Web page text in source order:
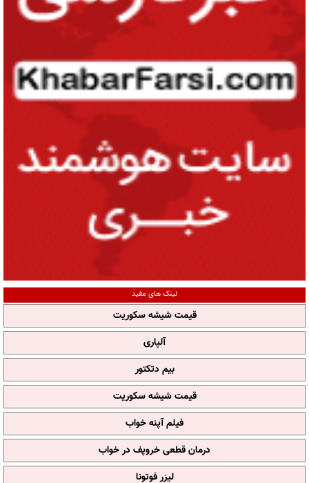
لینک های مفید
قیمت شیشه سکوریت
آلپاری
بیم دتکتور
قیمت شیشه سکوریت
فیلم آپنه خواب
درمان قطعی خروپف در خواب
لیزر فوتونا